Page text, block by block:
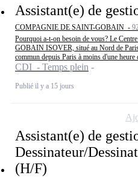
Assistant(e) de
COMPAGNIE DE SAINT-GOBAIN -
Pourquoi a-t-on besoin de vous? Le
GOBAIN ISOVER, situé au Nord de
commun depuis Paris à moins d'une heure
CDI - Temps plein
Publié il y a 15 jours
Assistant(e) de
Dessinateur/
(H/F)